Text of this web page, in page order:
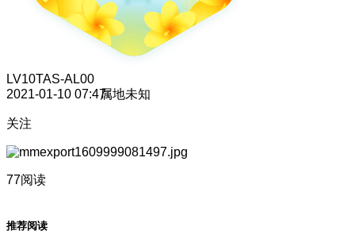
LV10TAS-AL00
2021-01-10 07:47属地未知
关注
77阅读
推荐阅读